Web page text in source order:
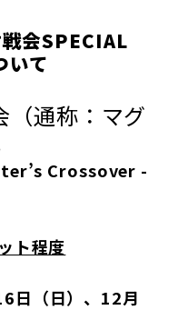
会SPECIAL
いて
通称：マグ
Crossover -
ト程度
日（日）、12月